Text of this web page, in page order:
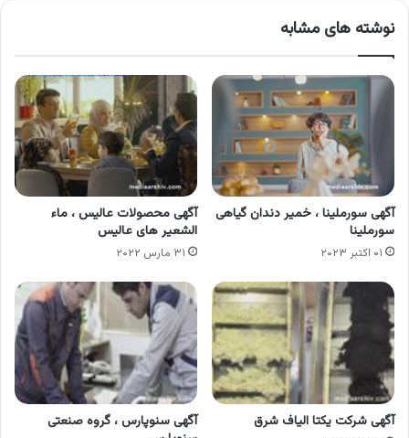
نوشته های مشابه
آگهی سورملینا ، خمیر دندان گیاهی
سورملینا
۰۱ اکتبر ۲۰۲۳
آگهی محصولات عالیس ، ماء
الشعیر های عالیس
۳۱ مارس ۲۰۲۲
آگهی شرکت یکتا الیاف شرق
آگهی سنوپارس ، گروه صنعتی